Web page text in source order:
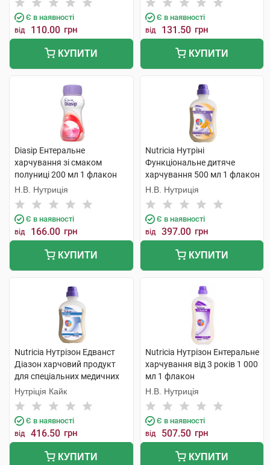
Є в наявності
від 110.00 грн
КУПИТИ
Є в наявності
від 131.50 грн
КУПИТИ
Diasip Ентеральне
харчування зі смаком
полуниці 200 мл 1 флакон
Н.В. Нутриція
Є в наявності
від 166.00 грн
КУПИТИ
Nutricia Нутріні
Функціональне дитяче
харчування 500 мл 1 флакон
Н.В. Нутриція
Є в наявності
від 397.00 грн
КУПИТИ
Nutricia Нутрізон Едванст
Діазон харчовий продукт
для спеціальних медичних
цілей 500 мл 1 флакон
Нутріція Кайк
Є в наявності
від 416.50 грн
КУПИТИ
Nutricia Нутрізон Ентеральне
харчування від 3 років 1 000
мл 1 флакон
Н.В. Нутриція
Є в наявності
від 507.50 грн
КУПИТИ